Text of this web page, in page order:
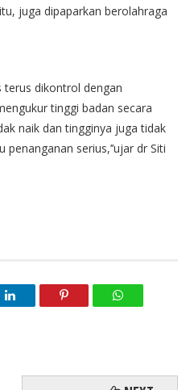
juga dipaparkan berolahraga
terus dikontrol dengan
tinggi badan secara
naik dan tingginya juga tidak
serius,’’ujar dr Siti